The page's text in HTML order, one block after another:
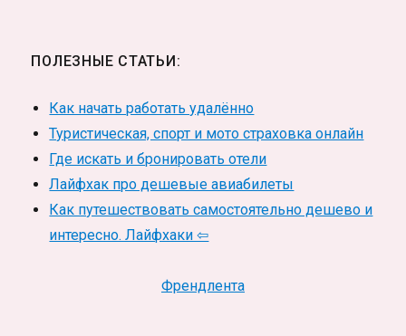
ПОЛЕЗНЫЕ СТАТЬИ:
Как начать работать удалённо
Туристическая, спорт и мото страховка онлайн
Где искать и бронировать отели
Лайфхак про дешевые авиабилеты
Как путешествовать самостоятельно дешево и
интересно. Лайфхаки ⇦
Френдлента